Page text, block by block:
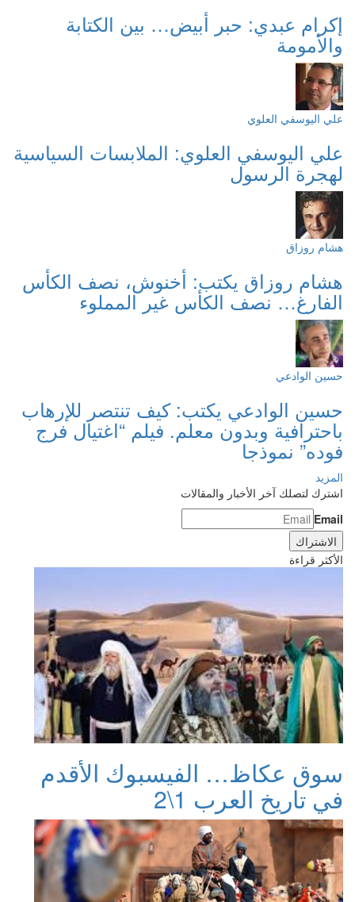
إكرام عبدي: حبر أبيض… بين الكتابة
والأمومة
علي اليوسفي العلوي
علي اليوسفي العلوي: الملابسات السياسية
لهجرة الرسول
هشام روزاق
هشام روزاق يكتب: أخنوش، نصف الكأس
الفارغ… نصف الكأس غير المملوء
حسين الوادعي
حسين الوادعي يكتب: كيف تنتصر للإرهاب
باحترافية وبدون معلم. فيلم “اغتيال فرج
فوده” نموذجا
المزيد
اشترك لتصلك آخر الأخبار والمقالات
Email
الأكثر قراءة
سوق عكاظ… الفيسبوك الأقدم
في تاريخ العرب 1\2